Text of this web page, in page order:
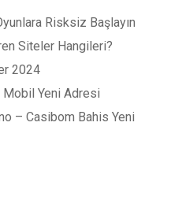
Risksiz Başlayın
Siteler Hangileri?
2024
Mobil Yeni Adresi
– Casibom Bahis Yeni